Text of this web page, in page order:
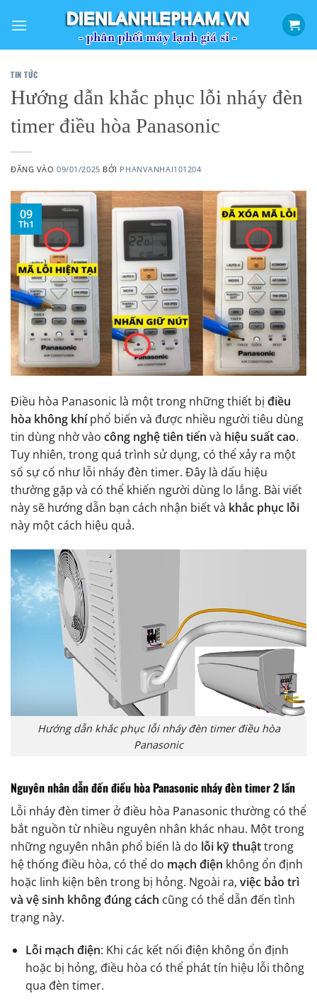
qua
TIN TỨC
Hướng dẫn khắc phục lỗi nháy đèn
timer điều hòa Panasonic
ĐĂNG VÀO09/01/2025 BỞI PHANVANHAI101204
09
Th1
Điều hòa Panasonic là một trong những thiết bị điều
hòa không khíphổ biến và được nhiều người tiêu dùng
tin dùng nhờ vào công nghệ tiên tiến và hiệu suất cao.
Tuy nhiên, trong quá trình sử dụng, có thể xảy ra một
số sự cố như lỗi nháy đèn timer. Đây là dấu hiệu
thường gặp và có thể khiến người dùng lo lắng. Bài viết
này sẽ hướng dẫn bạn cách nhận biết và khắc phục lỗi
này một cách hiệu quả.
Hướng dẫn khắc phục lỗi nháy đèn timer điều hòa
Panasonic
Nguyên nhân dẫn đến điều hòa Panasonic nháy đèn timer 2 lần
Lỗi nháy đèn timer ở điều hòa Panasonic thường có thể
bắt nguồn từ nhiều nguyên nhân khác nhau. Một trong
những nguyên nhân phổ biến là do lỗi kỹ thuậttrong
hệ thống điều hòa, có thể do mạch điện không ổn định
hoặc linh kiện bên trong bị hỏng. Ngoài ra, việc bảo trì
và vệ sinh không đúng cách cũng có thể dẫn đến tình
trạng này.
Lỗi mạch điện: Khi các kết nối điện không ổn định
hoặc bị hỏng, điều hòa có thể phát tín hiệu lỗi thông
qua đèn timer.